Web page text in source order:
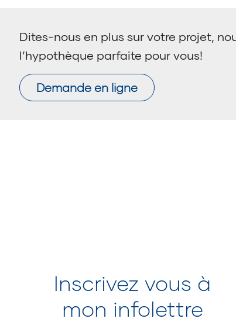
Dites-nous en plus sur votre projet,
l’hypothèque parfaite pour vous!
Demande en ligne
Inscrivez vous à
mon infolettre